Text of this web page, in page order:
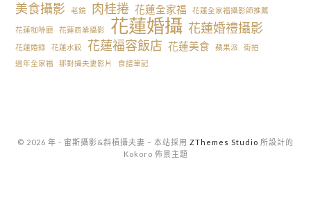
美食攝影 老鏡 肉桂捲 花蓮全家福 花蓮全家福攝影師推薦
花蓮咖啡廳 花蓮商業攝影 花蓮婚攝 花蓮婚禮攝影
花蓮婚錄 花蓮水餃 花蓮福容飯店 花蓮美食 蘋果派
街拍
過年全家福
那對攝夫妻影片 食譜筆記
© 2026 年 - 宙斯攝影&斜槓攝夫妻 – 本站採用 ZThemes Studio 所設計的
Kokoro 佈景主題